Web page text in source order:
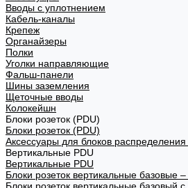
Вводы с уплотнением
Кабель-каналы
Крепеж
Органайзеры
Полки
Уголки направляющие
Фальш-панели
Шины заземления
Щеточные вводы
Колокейшн
Блоки розеток (PDU)
Блоки розеток (PDU)
Аксессуары для блоков
Вертикальные PDU
Вертикальные PDU
Блоки розеток вертикальные базовые